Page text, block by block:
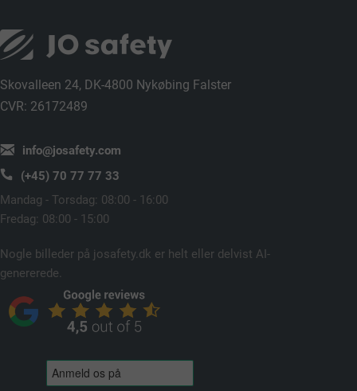
Skovalleen 24, DK-4800 Nykøbing Falster
CVR: 26172489
info@josafety.com
(+45) 70 77 77 33
Mandag - Torsdag: 08:00 - 16:00
Fredag: 08:00 - 15:00
Nogle billeder på josafety.dk er helt eller delvist AI-
genererede.